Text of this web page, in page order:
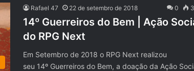
Rafael 47 22 de setembro de 2018 0
14º Guerreiros do Bem | Ação
do RPG Next
Em Setembro de 2018 o RPG Next realizou
seu 14º Guerreiros do Bem, a doação da Ação